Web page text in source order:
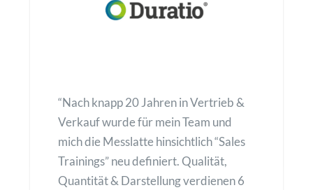
“Nach knapp 20 Jahren in Vertrieb &
Verkauf wurde für mein Team und
mich die Messlatte hinsichtlich “Sales
Trainings” neu definiert. Qualität,
Quantität & Darstellung verdienen 6